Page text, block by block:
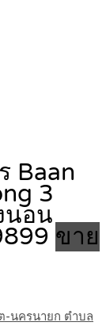
Baan
3
นอน
ขาย
-นครนายก ตำบล